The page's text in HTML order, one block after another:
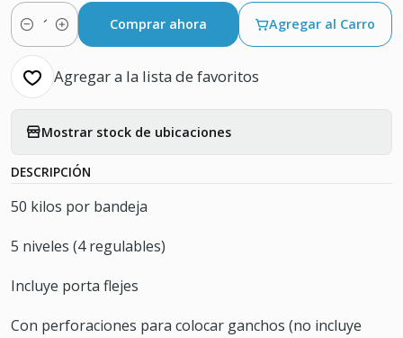
Cantidad
Agregar al Carro
Comprar ahora
Agregar a la lista de favoritos
Mostrar stock de ubicaciones
DESCRIPCIÓN
50 kilos por bandeja
5 niveles (4 regulables)
Incluye porta flejes
Con perforaciones para colocar ganchos (no incluye